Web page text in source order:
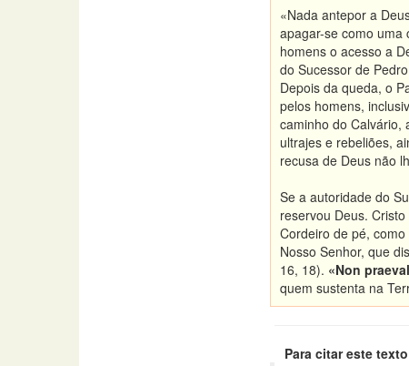
«Nada antepor a
apagar-se como uma
homens o acesso a
do Sucessor de
Depois da queda, o
pelos homens,
caminho do Calvário,
ultrajes e rebeliões,
recusa de Deus não
Se a autoridade do
reservou Deus.
Cordeiro de pé,
Nosso Senhor, que
16, 18). «Non
quem sustenta na
Para citar este